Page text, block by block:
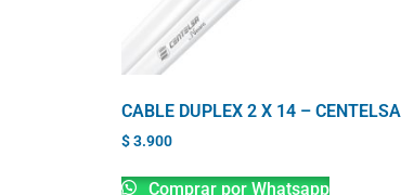
CABLE DUPLEX 2 X 14 – CENTELSA
$3.900
Comprar por Whatsapp